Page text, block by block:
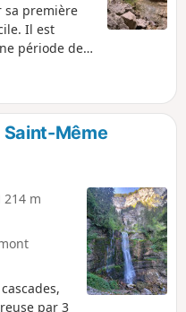
sa première
Il est
période de
Même
214 m
par 3